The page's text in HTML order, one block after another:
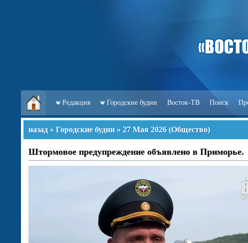
Редакция Городские будни Восток-ТВ Поиск
назад » Городские будни » 27 Мая 2026 (Общество)
Штормовое предупреждение объявлено в Приморье.